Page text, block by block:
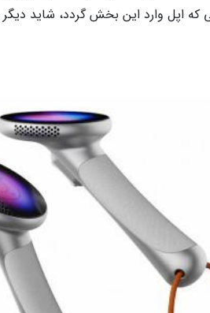
که اپل وارد این بخش گردد، شاید